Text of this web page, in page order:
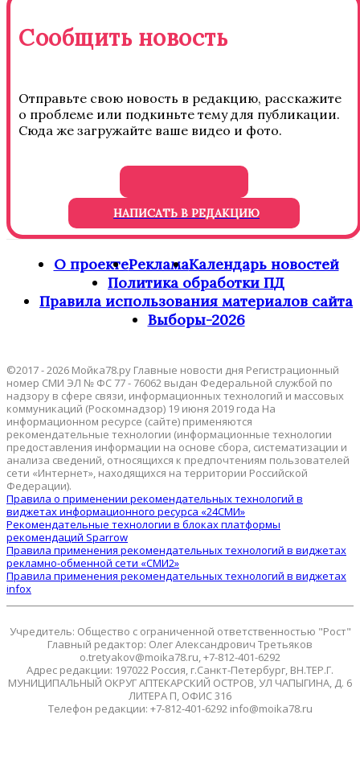
Сообщить новость
Отправьте свою новость в редакцию, расскажите
о проблеме или подкиньте тему для публикации.
Сюда же загружайте ваше видео и фото.
НАПИСАТЬ В РЕДАКЦИЮ
О проектеРекламаКалендарь новостей
Политика обработки ПД
Правила использования материалов сайта
Выборы-2026
©2017 - 2026 Мойка78.ру Главные новости дня Регистрационный
номер СМИ ЭЛ № ФС 77 - 76062 выдан Федеральной службой по
надзору в сфере связи, информационных технологий и массовых
коммуникаций (Роскомнадзор) 19 июня 2019 года На
информационном ресурсе (сайте) применяются
рекомендательные технологии (информационные технологии
предоставления информации на основе сбора, систематизации и
анализа сведений, относящихся к предпочтениям пользователей
сети «Интернет», находящихся на территории Российской
Федерации).
Правила о применении рекомендательных технологий в
виджетах информационного ресурса «24СМИ»
Рекомендательные технологии в блоках платформы
рекомендаций Sparrow
Правила применения рекомендательных технологий в виджетах
рекламно-обменной сети «СМИ2»
Правила применения рекомендательных технологий в виджетах
infox
Учредитель: Общество с ограниченной ответственностью "Рост"
Главный редактор: Олег Александрович Третьяков
o.tretyakov@moika78.ru, +7-812-401-6292
Адрес редакции: 197022 Россия, г.Санкт-Петербург, ВН.ТЕР.Г.
МУНИЦИПАЛЬНЫЙ ОКРУГ АПТЕКАРСКИЙ ОСТРОВ, УЛ ЧАПЫГИНА, Д. 6
ЛИТЕРА П, ОФИС 316
Телефон редакции: +7-812-401-6292 info@moika78.ru